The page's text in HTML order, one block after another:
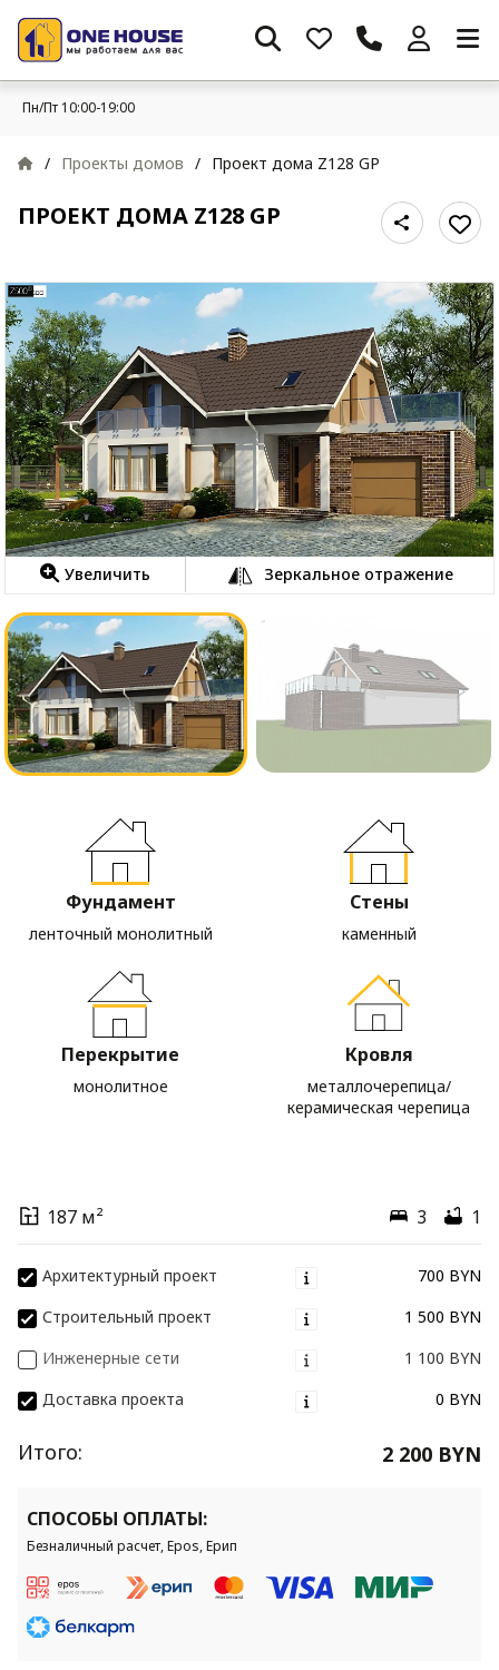
Пн/Пт 10:00-19:00
/ Проекты домов / Проект дома Z128 GP
ПРОЕКТ ДОМА Z128 GP
Увеличить Зеркальное отражение
Фундамент
ленточный монолитный
Стены
каменный
Перекрытие
монолитное
Кровля
металлочерепица/
керамическая черепица
187 м² 3 1
Архитектурный проект
700 BYN
Строительный проект
1 500 BYN
Инженерные сети
1 100 BYN
Доставка проекта
0 BYN
Итого: 2 200 BYN
СПОСОБЫ ОПЛАТЫ:
Безналичный расчет, Epos, Ерип